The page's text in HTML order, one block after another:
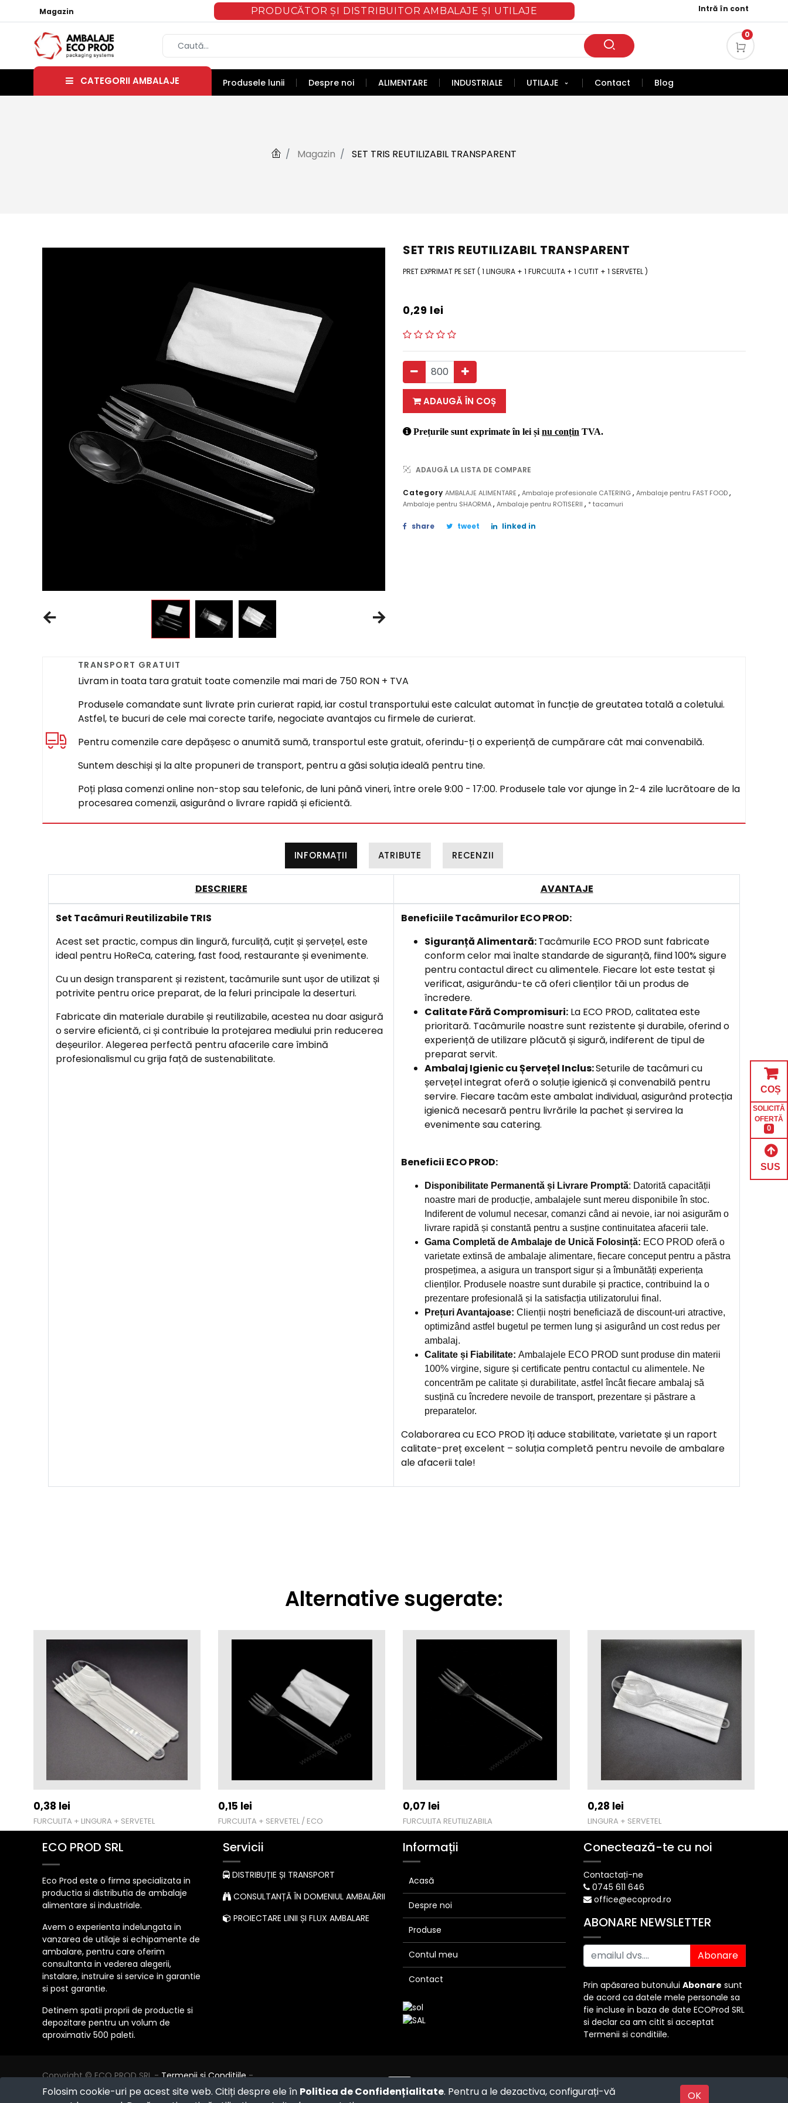
Magazin PRODUCĂTOR ȘI DISTRIBUITOR AMBALAJE ȘI UTILAJE Intră în cont
0
CATEGORII AMBALAJE Produsele lunii Despre noi ALIMENTARE INDUSTRIALE UTILAJE Contact Blog
Magazin SET TRIS REUTILIZABIL TRANSPARENT
SET TRIS REUTILIZABIL TRANSPARENT
PRET EXPRIMAT PE SET ( 1 LINGURA + 1 FURCULITA + 1 CUTIT + 1 SERVETEL )
0,29 lei
ADAUGĂ ÎN COȘ
Prețurile sunt exprimate în lei și nu conțin TVA.
ADAUGĂ LA LISTA DE COMPARE
CategoryAMBALAJE ALIMENTARE,Ambalaje profesionale CATERING,Ambalaje pentru FAST FOOD,
Ambalaje pentru SHAORMA, Ambalaje pentru ROTISERII , * tacamuri
share tweet linked in
TRANSPORT GRATUIT
Livram in toata tara gratuit toate comenzile mai mari de 750 RON + TVA
Produsele comandate sunt livrate prin curierat rapid, iar costul transportului este calculat automat în funcție de greutatea totală a coletului.
Astfel, te bucuri de cele mai corecte tarife, negociate avantajos cu firmele de curierat.
Pentru comenzile care depășesc o anumită sumă, transportul este gratuit, oferindu-ți o experiență de cumpărare cât mai convenabilă.
Suntem deschiși și la alte propuneri de transport, pentru a găsi soluția ideală pentru tine.
Poți plasa comenzi online non-stop sau telefonic, de luni până vineri, între orele 9:00 - 17:00. Produsele tale vor ajunge în 2-4 zile lucrătoare de la
procesarea comenzii, asigurând o livrare rapidă și eficientă.
INFORMAȚII ATRIBUTE RECENZII
DESCRIERE AVANTAJE
Set Tacâmuri Reutilizabile TRIS
Acest set practic, compus din lingură, furculiță, cuțit și șervețel, este
ideal pentru HoReCa, catering, fast food, restaurante și evenimente.
Cu un design transparent și rezistent, tacâmurile sunt ușor de utilizat și
potrivite pentru orice preparat, de la feluri principale la deserturi.
Fabricate din materiale durabile și reutilizabile, acestea nu doar asigură
o servire eficientă, ci și contribuie la protejarea mediului prin reducerea
deșeurilor. Alegerea perfectă pentru afacerile care îmbină
profesionalismul cu grija față de sustenabilitate.
Beneficiile Tacâmurilor ECO PROD:
Siguranță Alimentară:Tacâmurile ECO PROD sunt fabricate
conform celor mai înalte standarde de siguranță, fiind 100% sigure
pentru contactul direct cu alimentele. Fiecare lot este testat și
verificat, asigurându-te că oferi clienților tăi un produs de
încredere.
Calitate Fără Compromisuri: La ECO PROD, calitatea este
prioritară. Tacâmurile noastre sunt rezistente și durabile, oferind o
experiență de utilizare plăcută și sigură, indiferent de tipul de
preparat servit.
Ambalaj Igienic cu Șervețel Inclus:Seturile de tacâmuri cu
șervețel integrat oferă o soluție igienică și convenabilă pentru
servire. Fiecare tacâm este ambalat individual, asigurând protecția
igienică necesară pentru livrările la pachet și servirea la
evenimente sau catering.
Beneficii ECO PROD:
Disponibilitate Permanentă și Livrare Promptă: Datorită capacității
noastre mari de producție, ambalajele sunt mereu disponibile în stoc.
Indiferent de volumul necesar, comanzi când ai nevoie, iar noi asigurăm o
livrare rapidă și constantă pentru a susține continuitatea afacerii tale.
Gama Completă de Ambalaje de Unică Folosință: ECO PROD oferă o
varietate extinsă de ambalaje alimentare, fiecare conceput pentru a păstra
prospețimea, a asigura un transport sigur și a îmbunătăți experiența
clienților. Produsele noastre sunt durabile și practice, contribuind la o
prezentare profesională și la satisfacția utilizatorului final.
Prețuri Avantajoase: Clienții noștri beneficiază de discount-uri atractive,
optimizând astfel bugetul pe termen lung și asigurând un cost redus per
ambalaj.
Calitate și Fiabilitate: Ambalajele ECO PROD sunt produse din materii
100% virgine, sigure și certificate pentru contactul cu alimentele. Ne
concentrăm pe calitate și durabilitate, astfel încât fiecare ambalaj să
susțină cu încredere nevoile de transport, prezentare și păstrare a
preparatelor.
Colaborarea cu ECO PROD îți aduce stabilitate, varietate și un raport
calitate-preț excelent – soluția completă pentru nevoile de ambalare
ale afacerii tale!
Alternative sugerate:
0,38 lei
FURCULITA + LINGURA + SERVETEL
0,15 lei
FURCULITA + SERVETEL / ECO
0,07 lei
FURCULITA REUTILIZABILA
0,28 lei
LINGURA + SERVETEL
Folosim cookie-uri pe acest site web. Citiți despre ele în Politica de Confidențialitate. Pentru a le dezactiva, configurați-vă
OK
ECO PROD SRL
Eco Prod este o firma specializata in
productia si distributia de ambalaje
alimentare si industriale.
Avem o experienta indelungata in
vanzarea de utilaje si echipamente de
ambalare, pentru care oferim
consultanta in vederea alegerii,
instalare, instruire si service in garantie
si post garantie.
Detinem spatii proprii de productie si
depozitare pentru un volum de
aproximativ 500 paleti.
Servicii
DISTRIBUȚIE ȘI TRANSPORT
CONSULTANȚĂ ÎN DOMENIUL AMBALĂRII
PROIECTARE LINII ȘI FLUX AMBALARE
Informații
Acasă
Despre noi
Produse
Contul meu
Contact
Conectează-te cu noi
Contactați-ne
0745 611 646
office@ecoprod.ro
ABONARE NEWSLETTER
Abonare
Prin apăsarea butonului Abonare sunt
de acord ca datele mele personale sa
fie incluse in baza de date ECOProd SRL
si declar ca am citit si acceptat
Termenii si conditiile.
Copyright © ECO PROD SRL -Termenii si Conditiile -
Politica de Confidențialitate -Consultanță juridică -
Politica de retur
Cum cumpăr?
eCommerce
Powered by
COȘ
SOLICITĂ
OFERTĂ
0
SUS